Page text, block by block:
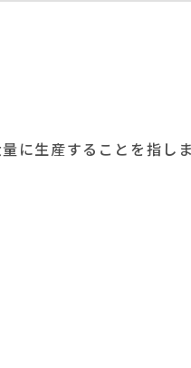
に生産することを指しま